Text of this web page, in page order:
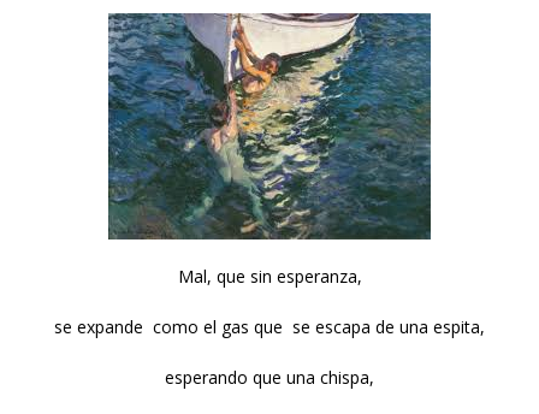
Mal, que sin esperanza,
se expande como el gas que se escapa de una espita,
esperando que una chispa,